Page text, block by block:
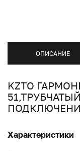
ОПИСАНИЕ
KZTO
Характеристики